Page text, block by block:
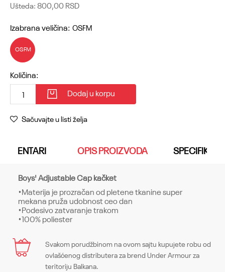
Ušteda: 800,00 RSD
Izabrana veličina: OSFM
OSFM
Količina:
Dodaj u korpu
Sačuvajte u listi želja
OPIS PROIZVODA
Boys' Adjustable Cap kačket
•Materija je prozračan od pletene tkanine super
mekana pruža udobnost ceo dan
•Podesivo zatvaranje trakom
•100% poliester
Karakteristika
Kategorija
Kape
Ime/Nadimak
Svakom porudžbinom na ovom sajtu kupujete robu od
ovlašćenog distributera za brend Under Armour za
teritoriju Balkana.